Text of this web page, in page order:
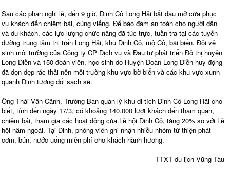
Sau các phần nghi lễ, đến 9 giờ, Dinh Cô Long Hải bắt đầu mở cửa phục
vụ khách đến chiêm bái, cúng viếng. Để bảo đảm an toàn cho người dân
và du khách, các lực lượng chức năng đã túc trực, tuần tra tại các tuyến
đường trung tâm thị trấn Long Hải, khu Dinh Cô, mộ Cô, bãi biển. Đội vệ
sinh môi trường của Công ty CP Dịch vụ và Đầu tư phát triển Đô thị huyện
Long Điền và 150 đoàn viên, học sinh do Huyện Đoàn Long Điền huy động
đã dọn dẹp rác thải nên môi trường khu vực bờ biển và các khu vực xunh
quanh Dinh tương đối sạch sẽ.
Ông Thái Văn Cảnh, Trưởng Ban quản lý khu di tích Dinh Cô Long Hải cho
biết, tính đến ngày 17/3, có khoảng 140.000 lượt khách đến tham quan,
chiêm bái, tham gia các hoạt động của Lễ hội Dinh Cô, tăng 20% so với Lễ
hội năm ngoái. Tại Dinh, phóng viên ghi nhận nhiều nhóm từ thiện phát
cơm, bún, nước uống miễn phí cho khách hành hương.
TTXT du lịch Vũng Tàu